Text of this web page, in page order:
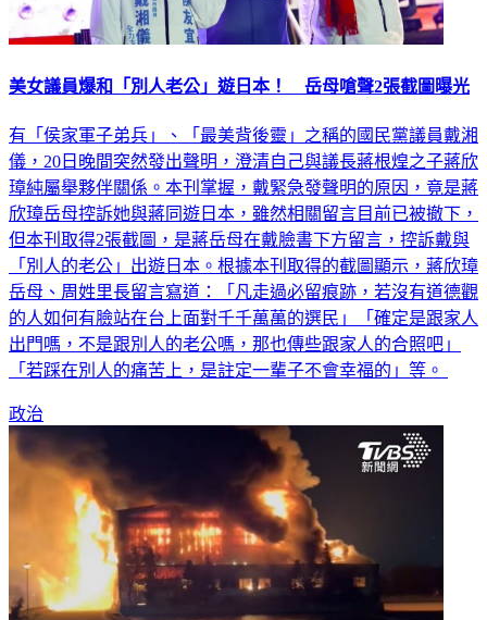
美女議員爆和「別人老公」遊日本！ 岳母嗆聲2張截圖曝光
有「侯家軍子弟兵」、「最美背後靈」之稱的國民黨議員戴湘
儀，20日晚間突然發出聲明，澄清自己與議長蔣根煌之子蔣欣
璋純屬舉夥伴關係。本刊掌握，戴緊急發聲明的原因，竟是蔣
欣璋岳母控訴她與蔣同遊日本，雖然相關留言目前已被撤下，
但本刊取得2張截圖，是蔣岳母在戴臉書下方留言，控訴戴與
「別人的老公」出遊日本。根據本刊取得的截圖顯示，蔣欣璋
岳母、周姓里長留言寫道：「凡走過必留痕跡，若沒有道德觀
的人如何有臉站在台上面對千千萬萬的選民」「確定是跟家人
出門嗎，不是跟別人的老公嗎，那也傳些跟家人的合照吧」
「若踩在別人的痛苦上，是註定一輩子不會幸福的」等。
政治